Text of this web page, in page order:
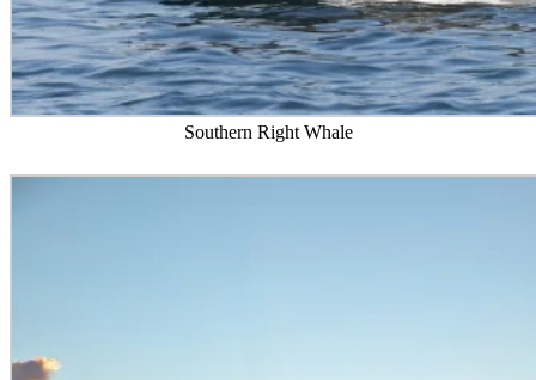
Southern Right Whale